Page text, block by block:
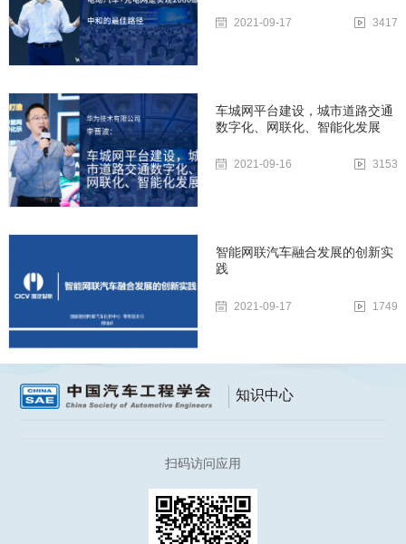
2021-09-17 3417
车城网平台建设，城市道路交通
数字化、网联化、智能化发展
2021-09-16 3153
智能网联汽车融合发展的创新实
践
2021-09-17 1749
知识中心
扫码访问应用